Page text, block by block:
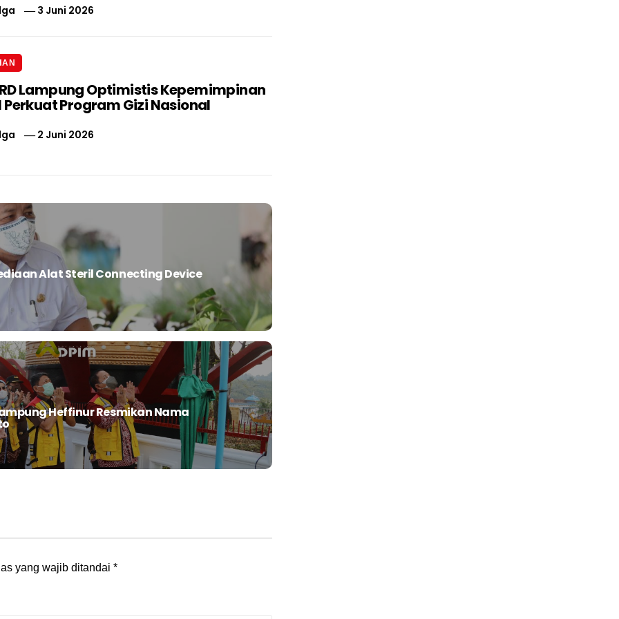
3 Juni 2026
Lampung Optimistis Kepemimpinan
Perkuat Program Gizi Nasional
2 Juni 2026
Alat Steril Connecting Device
Heffinur Resmikan Nama
yang wajib ditandai *